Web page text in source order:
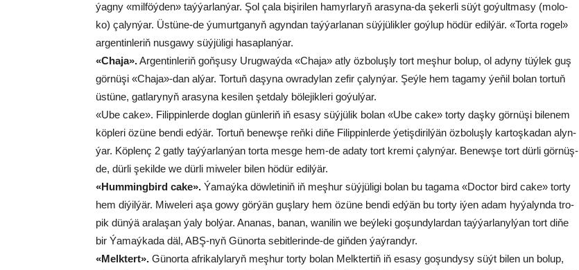
ýag­ny «mil­föý­den» taý­ýar­lan­ýar. Şol ça­la bi­şi­ri­len ha­myr­la­ryň ara­sy­na-da şe­ker­li süýt go­ýult­ma­sy (mo­lo­
ko) ça­lyn­ýar. Üs­tü­ne-de ýu­murt­ga­nyň agyn­dan taý­ýar­la­nan süý­jü­lik­ler goý­lup hö­dür edil­ýär. «Tor­ta ro­gel»
ar­gen­tin­le­riň nus­ga­wy süý­jü­li­gi ha­sap­lan­ýar.
«Cha­ja».Ar­gen­tin­le­riň goň­şu­sy Urug­waý­da «Cha­ja» at­ly öz­bo­luş­ly tort meş­hur bo­lup, ol ady­ny tüý­lek guş
gör­nü­şi «Cha­ja»-dan al­ýar. Tor­tuň da­şy­na ow­ra­dy­lan ze­fir ça­lyn­ýar. Şeý­le hem ta­ga­my ýe­ňil bo­lan tor­tuň
üs­tü­ne, gat­la­ry­nyň ara­sy­na ke­si­len şet­da­ly bö­le­jik­le­ri go­ýul­ýar.
«Ube cake». Filip­pin­ler­de dog­lan günleriň iň esa­sy süýjülik bo­lan «Ube cake» tor­ty daş­ky gör­nü­şi bi­le­nem
köp­le­ri özü­ne ben­di ed­ýär. Tor­tuň be­new­şe reň­ki di­ňe Fi­lip­pin­ler­de ýe­tiş­di­ril­ýän öz­bo­luş­ly kar­toş­ka­dan alyn­
ýar. Köp­lenç 2 gat­ly taý­ýar­lan­ýan tor­ta mes­ge hem-de ada­ty tort kre­mi ça­lyn­ýar. Be­new­şe tort dür­li gör­nüş­
de, dür­li şe­kil­de we dür­li mi­we­ler bi­len hö­dür edil­ýär.
«Hum­ming­bird cake». Ýa­maý­ka döw­le­ti­niň iň meş­hur süý­jü­li­gi bo­lan bu ta­ga­ma «Doctor bird cake» tor­ty
hem di­ýil­ýär. Mi­we­le­ri aşa go­wy gör­ýän guş­la­ry hem özü­ne ben­di ed­ýän bu tor­ty iýen adam hy­ýa­lyn­da tro­
pik dün­ýä ara­la­şan ýa­ly bol­ýar. Ana­nas, ba­nan, wa­ni­lin we beý­le­ki go­şun­dy­lar­dan taý­ýar­la­nyl­ýan tort di­ňe
bir Ýa­maý­ka­da däl, ABŞ-nyň Gü­nor­ta se­bit­le­rin­de-de giň­den ýaý­ran­dyr.
«Melk­tert». Günorta af­ri­ka­ly­la­ryň meş­hur tor­ty bo­lan Melk­ter­tiň iň esa­sy go­şun­dy­sy süýt bi­len un bo­lup,